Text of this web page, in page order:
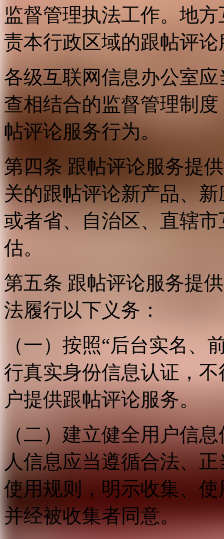
监督管理执法工作。地
责本行政区域的跟帖评
各级互联网信息办公室
查相结合的监督管理制
帖评论服务行为。
第四条 跟帖评论服务提
关的跟帖评论新产品、
或者省、自治区、直辖
估。
第五条 跟帖评论服务提
法履行以下义务：
（一）按照“后台实名、
行真实身份信息认证，
户提供跟帖评论服务。
（二）建立健全用户信
人信息应当遵循合法、
使用规则，明示收集、
并经被收集者同意。